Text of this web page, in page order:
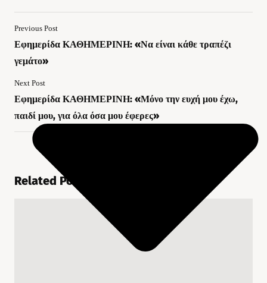
Previous Post
Εφημερίδα ΚΑΘΗΜΕΡΙΝΗ: «Να είναι κάθε τραπέζι
γεμάτο»
Next Post
Εφημερίδα ΚΑΘΗΜΕΡΙΝΗ: «Μόνο την ευχή μου έχω,
παιδί μου, για όλα όσα μου έφερες»
Related Posts